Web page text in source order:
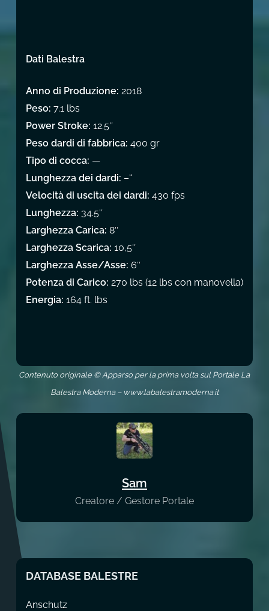
Dati Balestra
Anno di Produzione: 2018
Peso: 7.1 lbs
Power Stroke: 12.5″
Peso dardi di fabbrica: 400 gr
Tipo di cocca: —
Lunghezza dei dardi: –“
Velocità di uscita dei dardi: 430 fps
Lunghezza: 34.5″
Larghezza Carica: 8″
Larghezza Scarica: 10,5″
Larghezza Asse/Asse: 6″
Potenza di Carico: 270 lbs (12 lbs con manovella)
Energia: 164 ft. lbs
Contenuto originale © Apparso per la prima volta sul Portale La
Balestra Moderna – www.labalestramoderna.it
Sam
Creatore / Gestore Portale
DATABASE BALESTRE
Anschutz